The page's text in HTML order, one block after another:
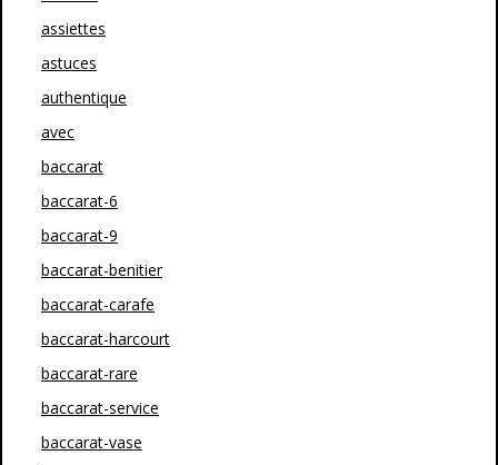
assiettes
astuces
authentique
avec
baccarat
baccarat-6
baccarat-9
baccarat-benitier
baccarat-carafe
baccarat-harcourt
baccarat-rare
baccarat-service
baccarat-vase